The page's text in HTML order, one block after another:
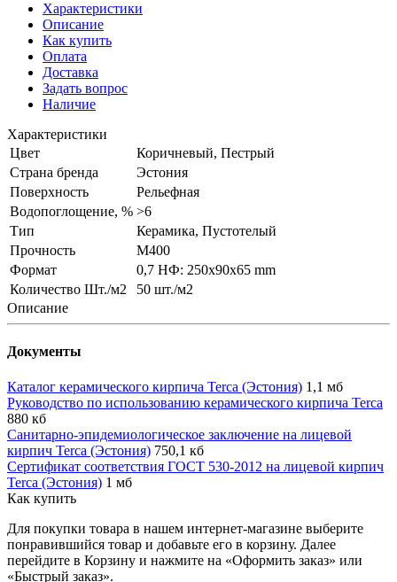
Характеристики
Описание
Как купить
Оплата
Доставка
Задать вопрос
Наличие
Характеристики
Цвет
Коричневый, Пестрый
Страна бренда
Эстония
Поверхность
Рельефная
Водопоглощение, % >6
Тип
Керамика, Пустотелый
Прочность
М400
Формат
0,7 НФ: 250х90х65 mm
Количество Шт./м2
50 шт./м2
Описание
Документы
Каталог керамического кирпича Terca (Эстония) 1,1 мб
Руководство по использованию керамического кирпича Terca
880 кб
Санитарно-эпидемиологическое заключение на лицевой
кирпич Terca (Эстония) 750,1 кб
Сертификат соответствия ГОСТ 530-2012 на лицевой кирпич
Terca (Эстония) 1 мб
Как купить
Для покупки товара в нашем интернет-магазине выберите
понравившийся товар и добавьте его в корзину. Далее
перейдите в Корзину и нажмите на «Оформить заказ» или
«Быстрый заказ».